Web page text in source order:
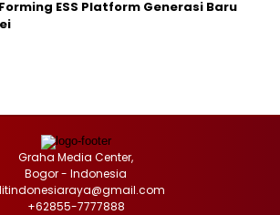
ESS Platform Generasi Baru
Graha Media Center,
Bogor - Indonesia
+62855-7777888